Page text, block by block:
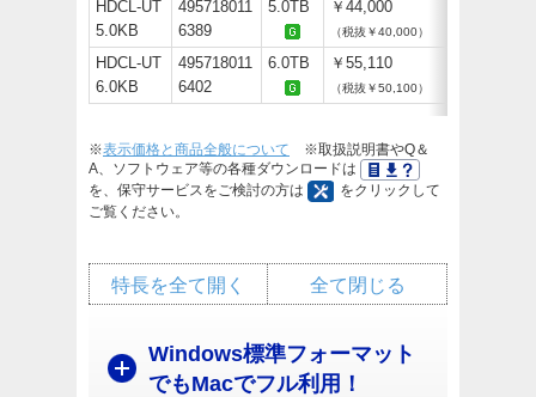
HDCL-UT
5.0KB
495718011
6389
5.0TB ￥44,000
（税抜￥40,000）
HDCL-UT
6.0KB
495718011
6402
6.0TB ￥55,110
（税抜￥50,100）
※表示価格と商品全般について ※取扱説明書やQ＆
A、ソフトウェア等の各種ダウンロードは
を、保守サービスをご検討の方は
をクリックして
ご覧ください。
全て閉じる
特長を全て開く
Windows標準フォーマット
でもMacでフル利用！